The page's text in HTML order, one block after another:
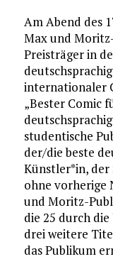
Am Abend des
Max und
Preisträger in
internationaler
„Bester Comic
studentische
der/die beste
Künstler*in, der
ohne vorherige
und Moritz-
die 25 durch
drei weitere
das Publikum